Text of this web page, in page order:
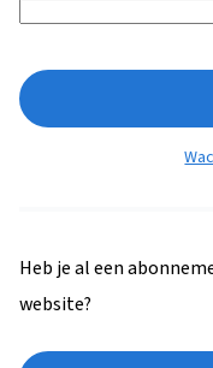
Heb je al een
website?